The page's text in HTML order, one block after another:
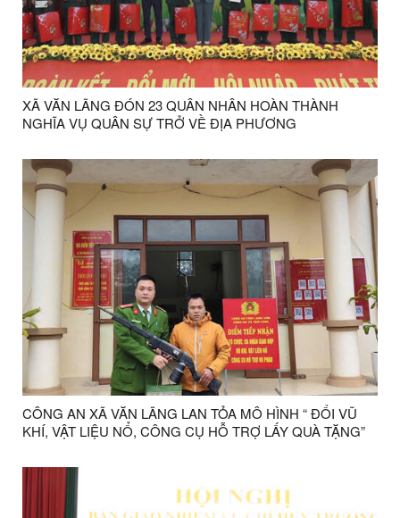
XÃ VĂN LÃNG ĐÓN 23 QUÂN NHÂN HOÀN THÀNH
NGHĨA VỤ QUÂN SỰ TRỞ VỀ ĐỊA PHƯƠNG
CÔNG AN XÃ VĂN LÃNG LAN TỎA MÔ HÌNH “ ĐỔI VŨ
KHÍ, VẬT LIỆU NỔ, CÔNG CỤ HỖ TRỢ LẤY QUÀ TẶNG”